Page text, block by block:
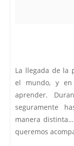
La llegada de la
el mundo, y en
aprender.
seguramente
manera
queremos